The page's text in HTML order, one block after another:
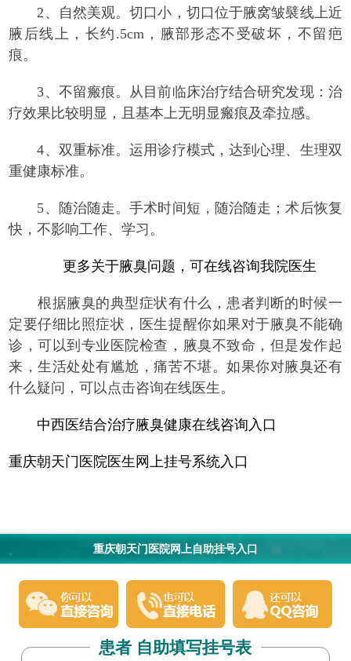
2、自然美观。切口小，切口位于腋窝皱襞线上近
腋后线上，长约.5cm，腋部形态不受破坏，不留疤
痕。
3、不留瘢痕。从目前临床治疗结合研究发现：治
疗效果比较明显，且基本上无明显瘢痕及牵拉感。
4、双重标准。运用诊疗模式，达到心理、生理双
重健康标准。
5、随治随走。手术时间短，随治随走；术后恢复
快，不影响工作、学习。
更多关于腋臭问题，可在线咨询我院医生
根据腋臭的典型症状有什么，患者判断的时候一
定要仔细比照症状，医生提醒你如果对于腋臭不能确
诊，可以到专业医院检查，腋臭不致命，但是发作起
来，生活处处有尴尬，痛苦不堪。如果你对腋臭还有
什么疑问，可以点击咨询在线医生。
中西医结合治疗腋臭健康在线咨询入口
重庆朝天门医院医生网上挂号系统入口
重庆朝天门医院网上自助挂号入口
患者 自助填写挂号表